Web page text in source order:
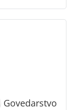
Govedarstvo